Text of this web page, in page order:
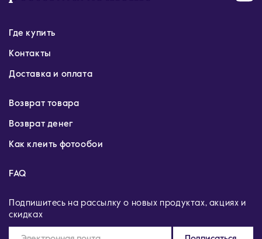
Где купить
Контакты
Доставка и оплата
Возврат товара
Возврат денег
Как клеить фотообои
FAQ
Подпишитесь на рассылку о новых продуктах, акциях и
скидках